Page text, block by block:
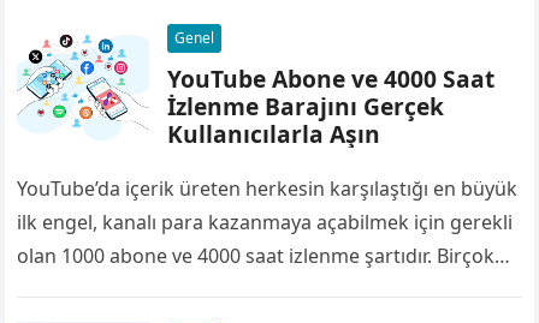
yemeklerine, kahvaltı…
Genel
YouTube Abone ve 4000 Saat
İzlenme Barajını Gerçek
Kullanıcılarla Aşın
YouTube’da içerik üreten herkesin karşılaştığı en büyük
ilk engel, kanalı para kazanmaya açabilmek için gerekli
olan 1000 abone ve 4000 saat izlenme şartıdır. Birçok